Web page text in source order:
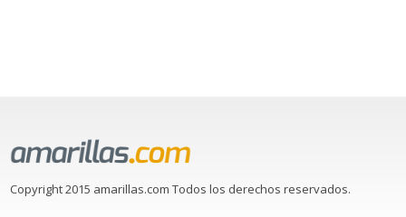
Copyright 2015 amarillas.com Todos los derechos reservados.